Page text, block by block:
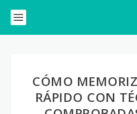
CÓMO
RÁPIDO CON